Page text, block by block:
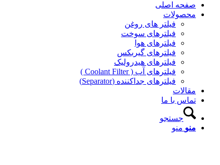
صفحه اصلی
محصولات
فیلتر های روغن
فیلترهای سوخت
فیلترهای هوا
فیلترهای گیربکس
فیلترهای هیدرولیک
فیلترهای آب ( Coolant Filter )
فیلترهای جداکننده (Separator)
مقالات
تماس با ما
جستجو
منو منو